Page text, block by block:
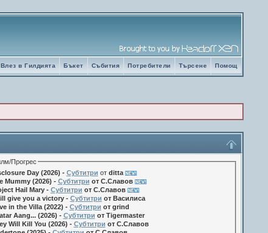
Помощ
Търсене
Потребители
Събития
Бъкет
Влез в Гилдията
Прогрес
Day (2026) - Субтитри от ditta
Mummy (2026) - Субтитри от С.Славов
Hail Mary - Субтитри от С.Славов
give you a victory - Субтитри от Василиса
in the Villa (2022) - Субтитри от grind
Aang... (2026) - Субтитри от Tigermaster
Will Kill You (2026) - Субтитри от С.Славов